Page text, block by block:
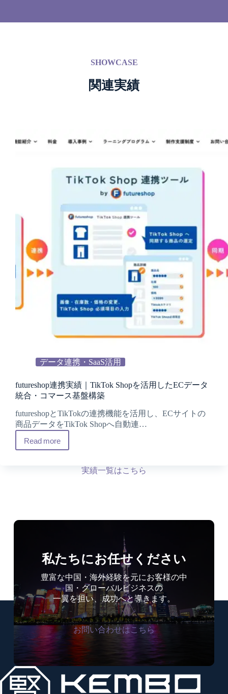
SHOWCASE
関連実績
データ連携・SaaS活用
futureshop連携実績｜TikTok Shopを活用したECデータ
統合・コマース基盤構築
futureshopとTikTokの連携機能を活用し、ECサイトの
商品データをTikTok Shopへ自動連…
Read more
futureshop
Shop
用
し
た
EC
デ
ー
タ
合・
コ
マ
ー
実績一覧はこちら
私たちにお任せください
豊富な中国・海外経験を元にお客様の中
国・グローバルビジネスの
一翼を担い、成功へと導きます。
お問い合わせはこちら